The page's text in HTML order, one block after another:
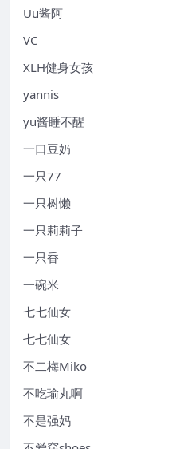
Uu酱阿
VC
XLH健身女孩
yannis
yu酱睡不醒
一口豆奶
一只77
一只树懒
一只莉莉子
一只香
一碗米
七七仙女
七七仙女
不二梅Miko
不吃瑜丸啊
不是强妈